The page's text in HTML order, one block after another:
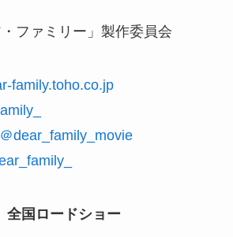
ファミリー」製作委員会
family.toho.co.jp
＠dear_family_movie
全国ロードショー